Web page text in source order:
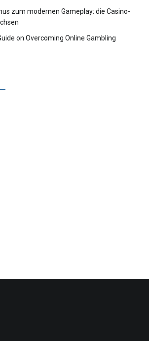
zum modernen Gameplay: die Casino-
on Overcoming Online Gambling